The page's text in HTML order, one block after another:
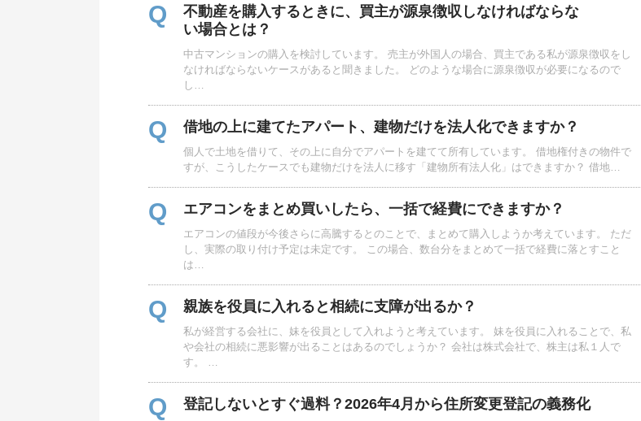
Q
不動産を購入するときに、買主が源泉徴収しなければならな
い場合とは？
中古マンションの購入を検討しています。 売主が外国人の場合、買主である私が源泉徴収をし
なければならないケースがあると聞きました。 どのような場合に源泉徴収が必要になるので
し…
Q 借地の上に建てたアパート、建物だけを法人化できますか？
個人で土地を借りて、その上に自分でアパートを建てて所有しています。 借地権付きの物件で
すが、こうしたケースでも建物だけを法人に移す「建物所有法人化」はできますか？ 借地…
Q エアコンをまとめ買いしたら、一括で経費にできますか？
エアコンの値段が今後さらに高騰するとのことで、まとめて購入しようか考えています。 ただ
し、実際の取り付け予定は未定です。 この場合、数台分をまとめて一括で経費に落とすこと
は…
Q 親族を役員に入れると相続に支障が出るか？
私が経営する会社に、妹を役員として入れようと考えています。 妹を役員に入れることで、私
や会社の相続に悪影響が出ることはあるのでしょうか？ 会社は株式会社で、株主は私１人で
す。 …
Q 登記しないとすぐ過料？2026年4月から住所変更登記の義務化